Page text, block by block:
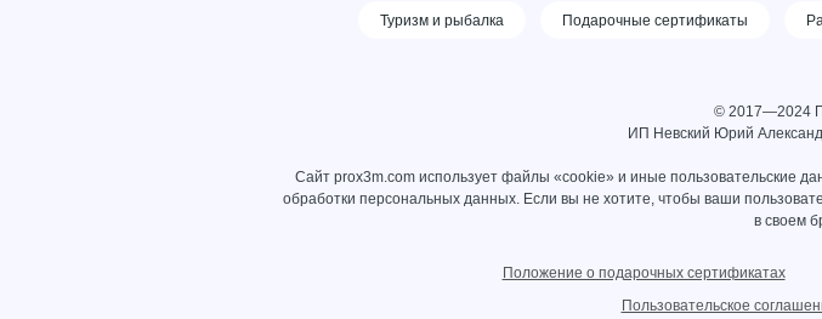
Туризм и рыбалка Подарочные сертификаты
© 2017—2024
ИП Невский Юрий
Сайт prox3m.com использует файлы «cookie» и иные пользовательские
обработки персональных данных. Если вы не хотите, чтобы ваши
в своем
Положение о подарочных сертификатах
Пользовательское